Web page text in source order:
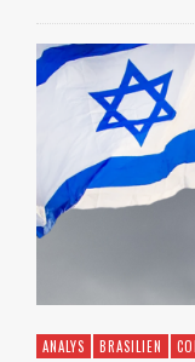
ANALYS BRASILIEN